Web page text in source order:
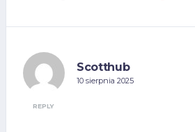
Scotthub
10 sierpnia 2025
REPLY